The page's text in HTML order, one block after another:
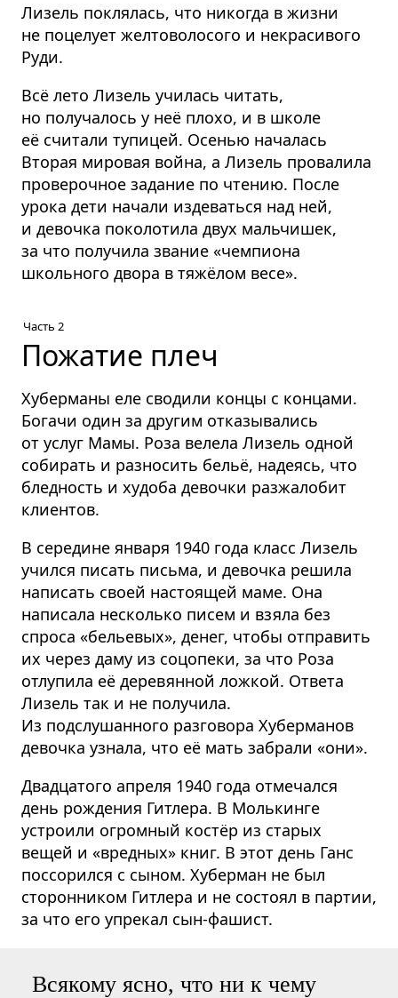
Лизель поклялась, что никогда в жизни
не поцелует желтоволосого и некрасивого
Руди.
Всё лето Лизель училась читать,
но получалось у неё плохо, и в школе
её считали тупицей. Осенью началась
Вторая мировая война, а Лизель провалила
проверочное задание по чтению. После
урока дети начали издеваться над ней,
и девочка поколотила двух мальчишек,
за что получила звание «чемпиона
школьного двора в тяжёлом весе».
Часть 2
Пожатие плеч
Хуберманы еле сводили концы с концами.
Богачи один за другим отказывались
от услуг Мамы. Роза велела Лизель одной
собирать и разносить бельё, надеясь, что
бледность и худоба девочки разжалобит
клиентов.
В середине января 1940 года класс Лизель
учился писать письма, и девочка решила
написать своей настоящей маме. Она
написала несколько писем и взяла без
спроса «бельевых», денег, чтобы отправить
их через даму из соцопеки, за что Роза
отлупила её деревянной ложкой. Ответа
Лизель так и не получила.
Из подслушанного разговора Хуберманов
девочка узнала, что её мать забрали «они».
Двадцатого апреля 1940 года отмечался
день рождения Гитлера. В Молькинге
устроили огромный костёр из старых
вещей и «вредных» книг. В этот день Ганс
поссорился с сыном. Хуберман не был
сторонником Гитлера и не состоял в партии,
за что его упрекал сын-фашист.
Всякому ясно, что ни к чему